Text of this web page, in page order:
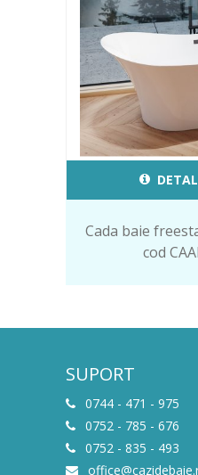
Cada baie
cod
SUPORT
0744 - 471 - 975
0752 - 785 - 676
0752 - 835 - 493